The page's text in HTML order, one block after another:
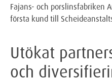
Fajans- och porslinsfabriken
första kund till
Utökat
och